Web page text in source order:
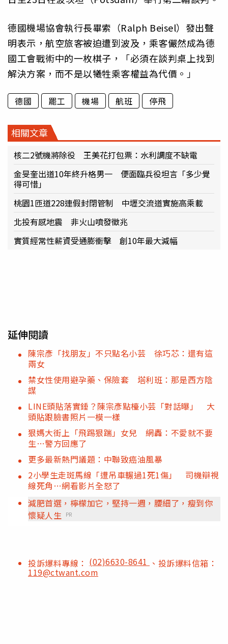
德國機場協會執行長畢索（Ralph Beisel）發出聲
明表示，航空旅客被迫遭到波及，乘客儼然成為德
國工會戰術中的一枚棋子，「必須在談判桌上找到
解決方案，而不是以犧牲乘客權益為代價。」
德國 罷工 機場 航班 停飛
相關文章
核二2號機將除役 王美花打包票：水利調度不缺電
金旻奎出道10年終升格男一 便面臨兵役坦言「多少覺
得可惜」
桃園1匝道228連假封閉管制 中壢交流道實施高乘載
北投有感地震 非火山噴發徵兆
實質經常性薪資受通膨衝擊 創10年最大減幅
延伸閱讀
陳宗彥「找朋友」不只點名小芸 徐巧芯：還有這
兩女
禁女性使用避孕藥、保險套 塔利班：那是西方陰
謀
LINE頭貼落實錘？陳宗彥點檯小芸「對話曝」 大
頭貼跟臉書照片一模一樣
狠媽大街上「飛踢狠踹」女兒 網轟：不愛就不要
生…警方回應了
更多最新熱門議題：中聯致癌油風暴
2小學生走斑馬線「遭吊車輾過1死1傷」 司機辯視
線死角…網看影片全怒了
減肥首選，檸檬加它，堅持一週，腰細了，瘦到你
懷疑人生
PR
投訴爆料專線： (02)6630-8641 、投訴爆料信箱：
119@ctwant.com